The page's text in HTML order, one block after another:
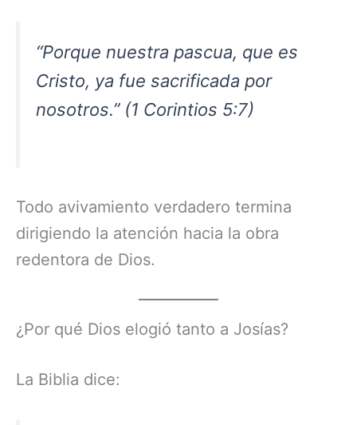
“Porque nuestra pascua, que es
Cristo, ya fue sacrificada por
nosotros.” (1 Corintios 5:7)
Todo avivamiento verdadero termina
dirigiendo la atención hacia la obra
redentora de Dios.
¿Por qué Dios elogió tanto a Josías?
La Biblia dice: